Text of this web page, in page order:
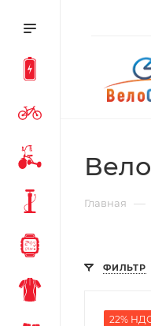
Главная —
ФИЛЬТР
22%